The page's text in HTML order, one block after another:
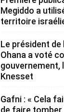
Megiddo a
territoire
Le président de
Ohana a voté
gouvernement,
Knesset
Gafni : « Cela
de faire tomber